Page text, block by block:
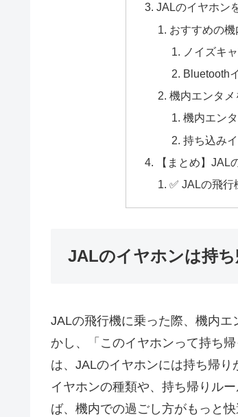
JALのイヤホン
おすすめの
ノイズキ
Bluetooth
機内エンタ
機内エン
持ち込み
【まとめ】
✅ JALの飛行
JALのイヤホンは持
JALの飛行機に乗った際、機内
かし、「このイヤホンって持ち
は、JALのイヤホンには持ち帰
イヤホンの種類や、持ち帰りル
ば、機内での過ごし方がもっと快